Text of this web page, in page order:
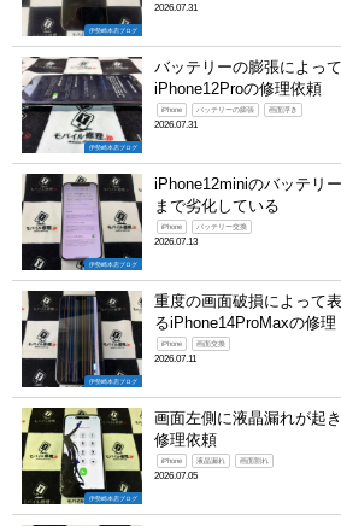
伊勢崎本店ブログ
2026.07.31
伊勢崎本店ブログ
バッテリーの膨張によっ
iPhone12Proの修理依頼
iPhone バッテリーの膨張 画面浮き
2026.07.31
伊勢崎本店ブログ
iPhone12miniのバッテリ
まで劣化している
iPhone バッテリー交換
2026.07.13
伊勢崎本店ブログ
重度の画面破損によって
るiPhone14ProMaxの修理
iPhone 画面交換
2026.07.11
伊勢崎本店ブログ
画面左側に液晶漏れが起
修理依頼
iPhone 液晶漏れ 画面割れ
2026.07.05